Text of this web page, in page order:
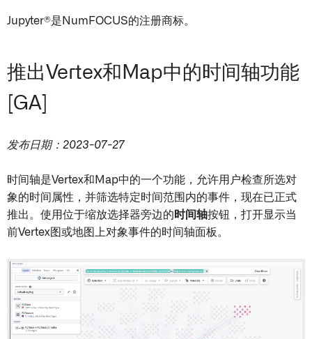
Jupyter®是NumFOCUS的注册商标。
推出Vertex和Map中的时间轴功能
[GA]
发布日期：2023-07-27
时间轴是Vertex和Map中的一个功能，允许用户检查所选对
象的时间属性，并筛选特定时间范围内的事件，现在已正式
推出。使用位于缩放选择器旁边的 时间轴按钮，打开显示当
前Vertex图或地图上对象事件的时间轴面板。